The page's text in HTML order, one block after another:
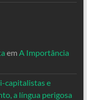
em A Importância
capitalistas e
a língua perigosa